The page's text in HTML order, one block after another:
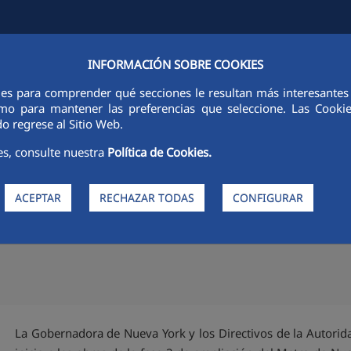
INFORMACIÓN SOBRE COOKIES
para comprender qué secciones le resultan más
para mantener las preferencias que seleccione. Las
regrese al Sitio Web.
consulte nuestra Política de Cookies.
ACEPTAR RECHAZAR TODAS CONFIGURAR
FCCCO EN EL MUNDO SOSTENIBILIDAD ÉTICA E INTEGRIDAD
La Gobernadora de Nueva York y los Directivos de la